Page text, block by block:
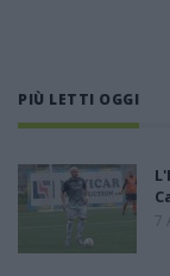
PIÙ LETTI OGGI